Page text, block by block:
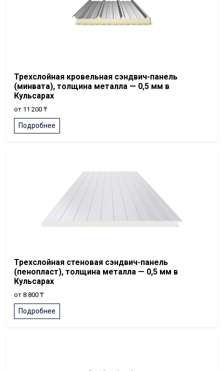
Трехслойная кровельная сэндвич-панель
(минвата), толщина металла — 0,5 мм в
Кульсарах
от 11 200 ₸
Подробнее
Трехслойная стеновая сэндвич-панель
(пенопласт), толщина металла — 0,5 мм в
Кульсарах
от 8 800 ₸
Подробнее